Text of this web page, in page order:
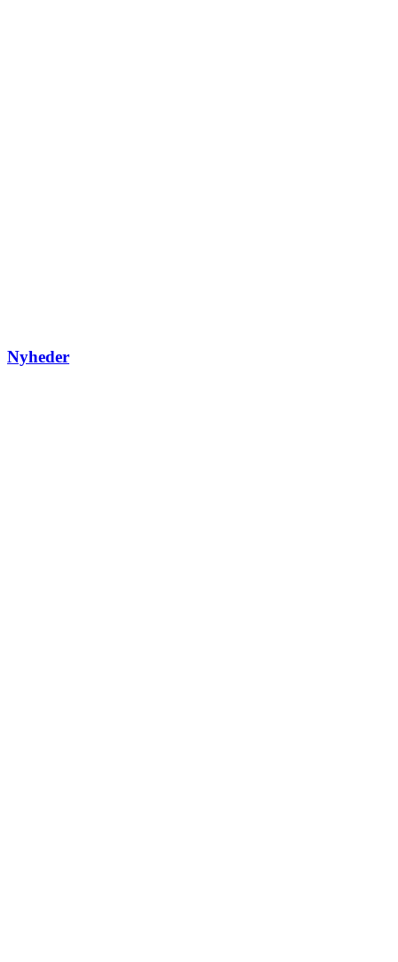
Nyheder